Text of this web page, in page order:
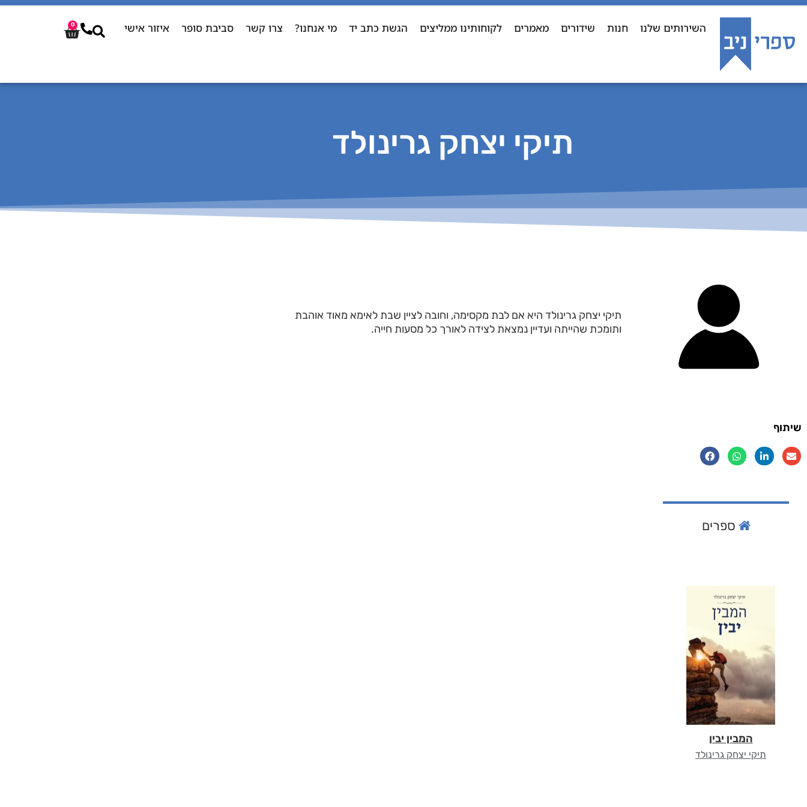
השירותים שלנו חנות שידורים מאמרים לקוחותינו ממליצים הגשת כתב יד מי אנחנו? צרו קשר סביבת סופר איזור אישי 0
תיקי יצחק גרינולד
תיקי יצחק גרינולד היא אם לבת מקסימה, וחובה לציין שבת לאימא מאוד אוהבת
ותומכת שהייתה ועדיין נמצאת לצידה לאורך כל מסעות חייה.
שיתוף
ספרים
המבין יבין
תיקי יצחק גרינולד